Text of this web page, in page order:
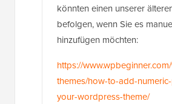
könnten einen unserer
befolgen, wenn Sie es
hinzufügen möchten:
https://
themes/how-to-add-
your-wordpress-theme/